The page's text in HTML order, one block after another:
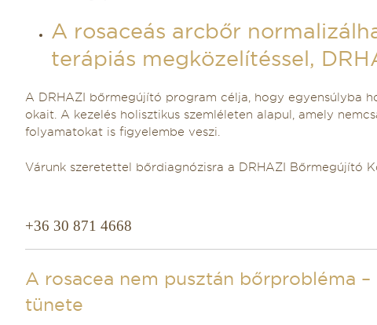
A rosaceás arcbőr
terápiás megközelítéssel,
A DRHAZI bőrmegújító program célja, hogy egyensúlyba
okait. A kezelés holisztikus szemléleten alapul, amely
folyamatokat is figyelembe veszi.
Várunk szeretettel bőrdiagnózisra a DRHAZI Bőrmegújító
+36 30 871 4668
A rosacea nem pusztán bőrprobléma
tünete